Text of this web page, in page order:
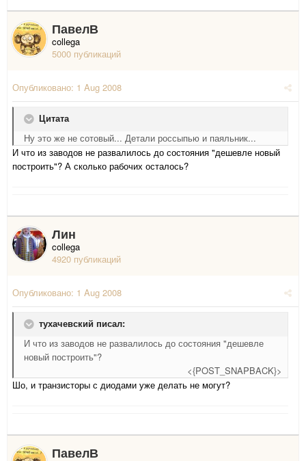
ПавелВ
collega
5000 публикаций
Опубликовано: 1 Aug 2008
Цитата
Ну это же не сотовый... Детали россыпью и паяльник...
И что из заводов не развалилось до состояния "дешевле новый
построить"? А сколько рабочих осталось?
Лин
collega
4920 публикаций
Опубликовано: 1 Aug 2008
тухачевский писал:
И что из заводов не развалилось до состояния "дешевле
новый построить"?
<{POST_SNAPBACK}>
Шо, и транзисторы с диодами уже делать не могут?
ПавелВ